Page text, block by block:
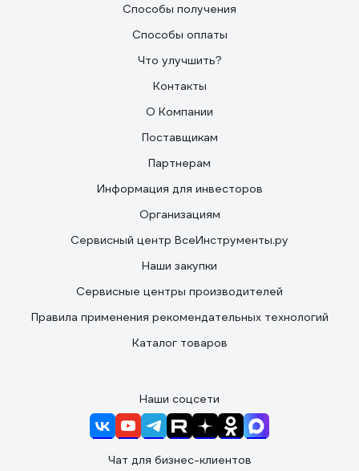
Способы получения
Способы оплаты
Что улучшить?
Контакты
О Компании
Поставщикам
Партнерам
Информация для инвесторов
Организациям
Сервисный центр ВсеИнструменты.ру
Наши закупки
Сервисные центры производителей
Правила применения рекомендательных технологий
Каталог товаров
Наши соцсети
Чат для бизнес-клиентов